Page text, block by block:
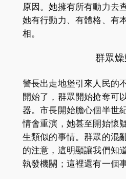
原因。她擁有所有動力去
她有行動力、有體格、有
相。
群眾
警長出走地堡引來人民的
開始了，群眾開始搶奪可
器。市長開始膽心個半世
情會重演，她甚至開始懷
生類似的事情。群眾的混
的注意，這明顯讓我們知
執發機關；這裡還有一個